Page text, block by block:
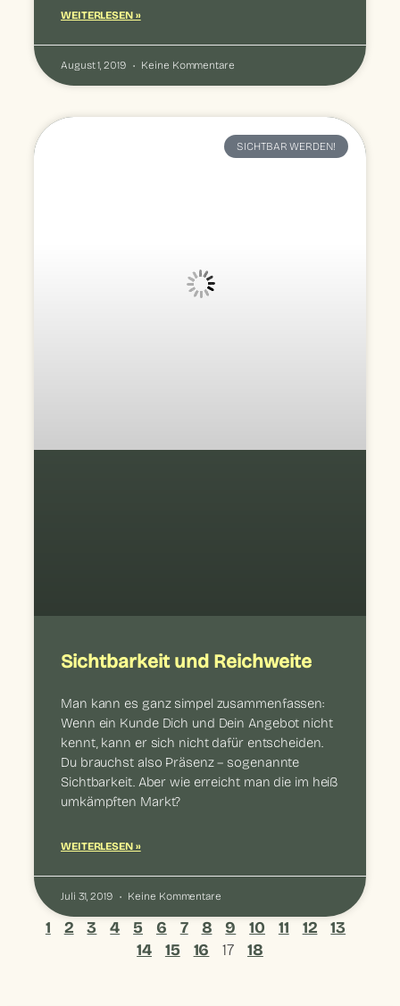
WEITERLESEN »
August 1, 2019 Keine Kommentare
SICHTBAR WERDEN!
Sichtbarkeit und Reichweite
Man kann es ganz simpel zusammenfassen:
Wenn ein Kunde Dich und Dein Angebot nicht
kennt, kann er sich nicht dafür entscheiden.
Du brauchst also Präsenz – sogenannte
Sichtbarkeit. Aber wie erreicht man die im heiß
umkämpften Markt?
WEITERLESEN »
Juli 31, 2019 Keine Kommentare
1 2 3 4 5 6 7 8 9 10 11 12
13
14
15 16 17 18